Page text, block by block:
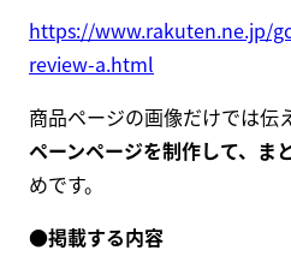
https://www.rakuten.ne.jp/
review-a.html
商品ページの画像だけでは伝
ペーンページを制作して、ま
めです。
●掲載する内容